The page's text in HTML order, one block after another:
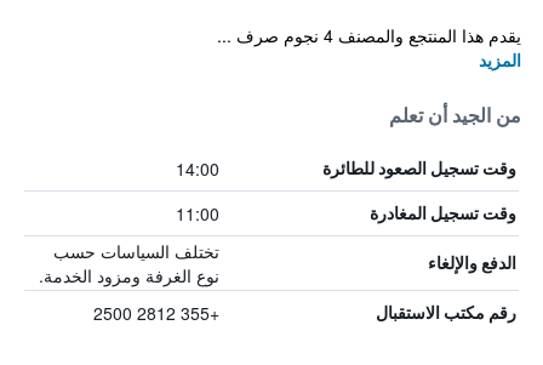
يقدم هذا المنتجع والمصنف 4 نجوم صرف ...
المزيد
من الجيد أن تعلم
وقت تسجيل الصعود للطائرة 14:00
وقت تسجيل المغادرة 11:00
الدفع والإلغاء
تختلف السياسات حسب
نوع الغرفة ومزود الخدمة.
رقم مكتب الاستقبال +355 2812 2500